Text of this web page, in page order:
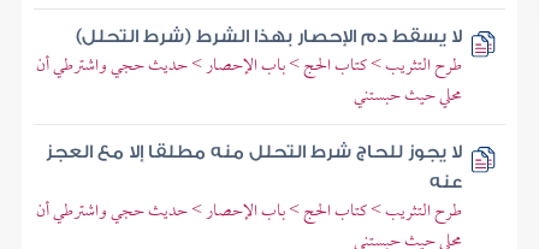
لا يسقط دم الإحصار بهذا الشرط (شرط التحلل)
طرح التثريب > كتاب الحج > باب الإحصار > حديث حجي واشترطي أن
محلي حيث حبستني
لا يجوز للحاج شرط التحلل منه مطلقا إلا مع العجز
عنه
طرح التثريب > كتاب الحج > باب الإحصار > حديث حجي واشترطي أن
محلي حيث حبستني